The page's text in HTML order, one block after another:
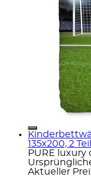
135x200, 2
PURE luxury
Aktueller